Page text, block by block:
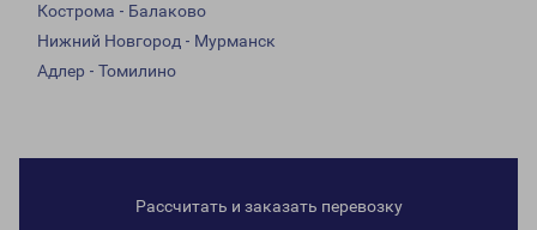
Кострома - Балаково
Нижний Новгород - Мурманск
Адлер - Томилино
Рассчитать и заказать перевозку